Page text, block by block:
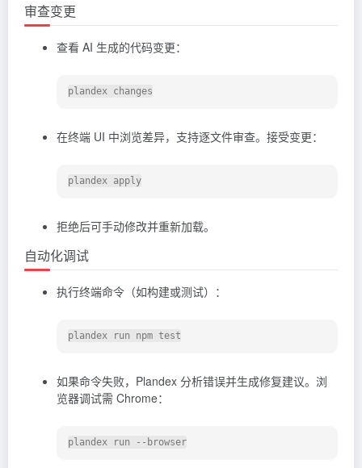
审查变更
查看 AI 生成的代码变更：
在终端 UI 中浏览差异，支持逐文件审查。接受变更：
拒绝后可手动修改并重新加载。
自动化调试
执行终端命令（如构建或测试）：
如果命令失败，Plandex 分析错误并生成修复建议。浏
览器调试需 Chrome：